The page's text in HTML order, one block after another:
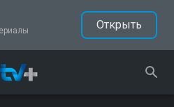
Открыть